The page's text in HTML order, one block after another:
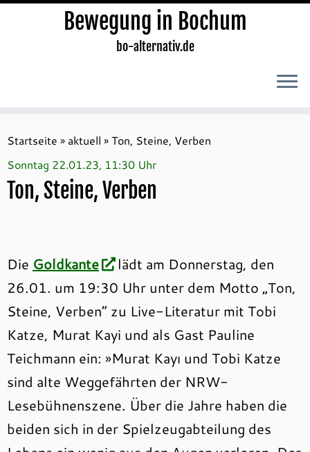
Inhalt
springen
Bewegung in Bochum
bo-alternativ.de
Startseite » aktuell »Ton, Steine, Verben
Sonntag 22.01.23, 11:30 Uhr
Ton, Steine, Verben
Die Goldkante
lädt am Donnerstag, den
26.01. um 19:30 Uhr unter dem Motto „Ton,
Steine, Verben“ zu Live-Literatur mit Tobi
Katze, Murat Kayi und als Gast Pauline
Teichmann ein: »Murat Kayı und Tobi Katze
sind alte Weggefährten der NRW-
Lesebühnenszene. Über die Jahre haben die
beiden sich in der Spielzeugabteilung des